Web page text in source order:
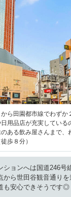
ら田園都市線でわずか
用品店が充実している
ある飲み屋さんまで、
歩８分）
ションへは国道246号
から世田谷観音通り
も安心できそうです◎